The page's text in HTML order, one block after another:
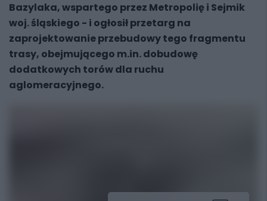
Bazylaka, wspartego przez Metropolię i Sejmik
woj. śląskiego - i ogłosił przetarg na
zaprojektowanie przebudowy tego fragmentu
trasy, obejmującego m.in. dobudowę
dodatkowych torów dla ruchu
aglomeracyjnego.